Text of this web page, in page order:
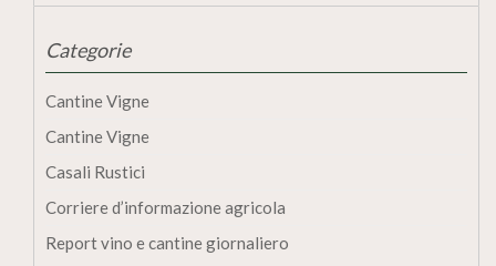
Categorie
Cantine Vigne
Cantine Vigne
Casali Rustici
Corriere d’informazione agricola
Report vino e cantine giornaliero